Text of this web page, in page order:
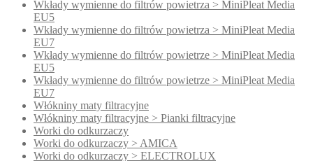
Wkłady wymienne do filtrów powietrza > MiniPleat Media
EU5
Wkłady wymienne do filtrów powietrza > MiniPleat Media
EU7
Wkłady wymienne do filtrów powietrze > MiniPleat Media
EU5
Wkłady wymienne do filtrów powietrze > MiniPleat Media
EU7
Włókniny maty filtracyjne
Włókniny maty filtracyjne > Pianki filtracyjne
Worki do odkurzaczy
Worki do odkurzaczy > AMICA
Worki do odkurzaczy > ELECTROLUX